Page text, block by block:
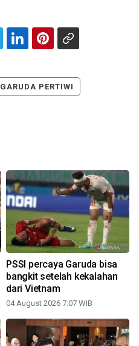
GARUDA PERTIWI
PSSI percaya Garuda bisa
bangkit setelah kekalahan
dari Vietnam
04 August 2026 7:07 WIB